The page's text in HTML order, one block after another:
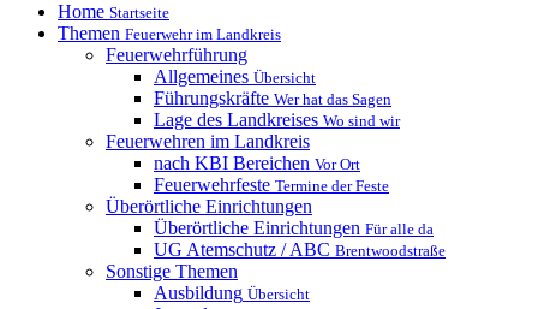
Home Startseite
Themen Feuerwehr im Landkreis
Feuerwehrführung
Allgemeines Übersicht
Führungskräfte Wer hat das Sagen
Lage des Landkreises Wo sind wir
Feuerwehren im Landkreis
nach KBI Bereichen Vor Ort
Feuerwehrfeste Termine der Feste
Überörtliche Einrichtungen
Überörtliche Einrichtungen Für alle da
UG Atemschutz / ABC Brentwoodstraße
Sonstige Themen
Ausbildung Übersicht